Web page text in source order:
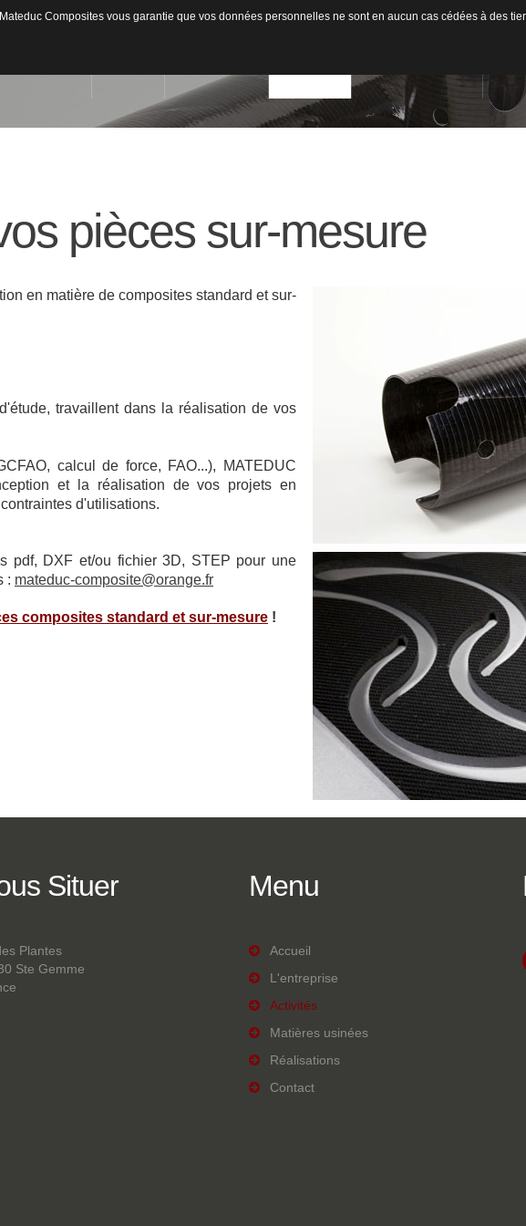
Capacité de production
Découpe / FinitionFibre de Verre
pièces sur-mesure
en matière de composites standard et sur-
travaillent dans la réalisation de vos
calcul de force, FAO...), MATEDUC
et la réalisation de vos projets en
d'utilisations.
pdf, DXF et/ou fichier 3D, STEP pour une
: mateduc-composite@orange.fr
composites standard et sur-mesure !
Situer
Plantes
Ste Gemme
Menu
Accueil
L'entreprise
Activités
Matières usinées
Réalisations
Contact
Composites vous garantie que vos données personnelles ne sont en aucun cas cédées à des